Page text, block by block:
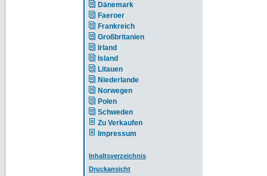
Dänemark
Faeroer
Frankreich
Großbritanien
Irland
Island
Litauen
Niederlande
Norwegen
Polen
Schweden
Zu Verkaufen
Impressum
Inhaltsverzeichnis
Druckansicht